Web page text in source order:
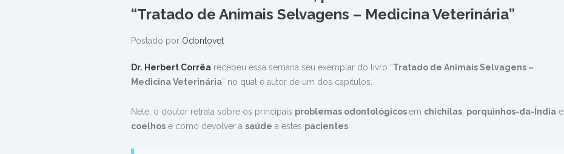
“Tratado de Animais Selvagens – Medicina Veterinária”
Postado por Odontovet
Dr. Herbert Corrêa recebeu essa semana seu exemplar do livro “Tratado de Animais Selvagens –
Medicina Veterinária” no qual é autor de um dos capítulos.
Nele, o doutor retrata sobre os principais problemas odontológicosem chichilas, porquinhos-da-Índia e
coelhos e como devolver a saúde a estes pacientes.